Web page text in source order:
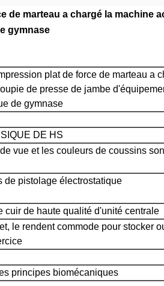
de marteau a chargé la machine
gymnase
plat de force de marteau a
de presse de jambe
de gymnase
DE HS
vue et les couleurs de coussins
de pistolage électrostatique
cuir de haute qualité d'unité centrale
le rendent commode pour stocker
principes biomécaniques